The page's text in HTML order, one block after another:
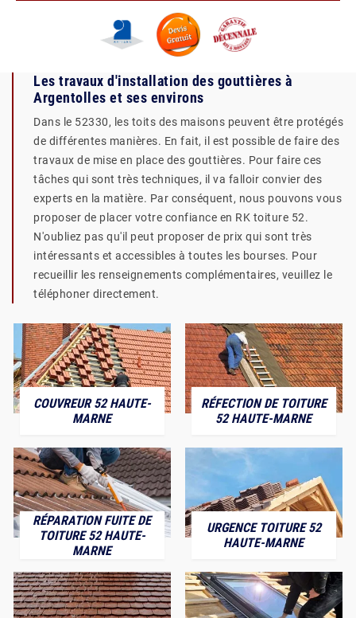
Les travaux d'installation des gouttières à
Argentolles et ses environs
Dans le 52330, les toits des maisons peuvent être protégés
de différentes manières. En fait, il est possible de faire des
travaux de mise en place des gouttières. Pour faire ces
tâches qui sont très techniques, il va falloir convier des
experts en la matière. Par conséquent, nous pouvons vous
proposer de placer votre confiance en RK toiture 52.
N'oubliez pas qu'il peut proposer de prix qui sont très
intéressants et accessibles à toutes les bourses. Pour
recueillir les renseignements complémentaires, veuillez le
téléphoner directement.
COUVREUR 52 HAUTE-
MARNE
RÉFECTION DE TOITURE
52 HAUTE-MARNE
RÉPARATION FUITE DE
TOITURE 52 HAUTE-
MARNE
URGENCE TOITURE 52
HAUTE-MARNE